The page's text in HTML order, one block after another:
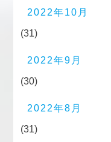
2022年10月
(31)
2022年9月
(30)
2022年8月
(31)